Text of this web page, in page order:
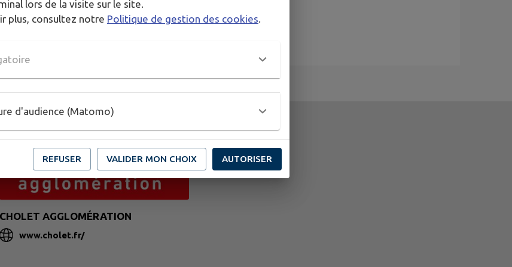
CHOLET AGGLOMÉRATION
www.cholet.fr/
lors de la visite sur le site.
plus, consultez notre Politique de gestion des cookies
d'audience (Matomo)
REFUSER VALIDER MON CHOIX AUTORISER